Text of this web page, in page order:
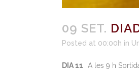
09 SET.
Posted at 00:00h in
DIA 11 A les 9 h